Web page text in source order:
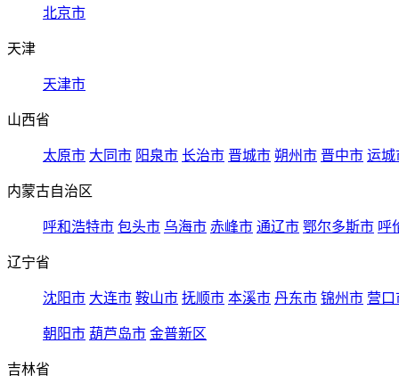
北京市
天津
天津市
山西省
太原市 大同市 阳泉市 长治市 晋城市 朔州市 晋中市 运城
内蒙古自治区
呼和浩特市 包头市 乌海市 赤峰市 通辽市 鄂尔多斯市 呼
辽宁省
沈阳市 大连市 鞍山市 抚顺市 本溪市 丹东市 锦州市 营口
朝阳市 葫芦岛市 金普新区
吉林省